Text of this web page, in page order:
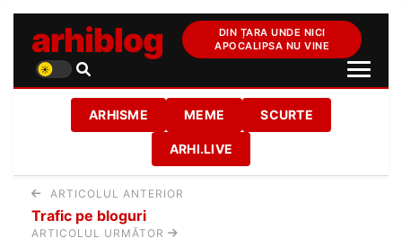
arhiblog
DIN ȚARA UNDE NICI
APOCALIPSA NU VINE
ARHISME MEME SCURTE
ARHI.LIVE
ARTICOLUL ANTERIOR
Trafic pe bloguri
ARTICOLUL URMĂTOR